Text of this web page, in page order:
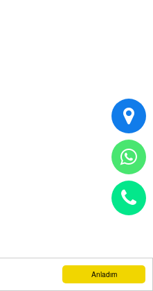
Anladım